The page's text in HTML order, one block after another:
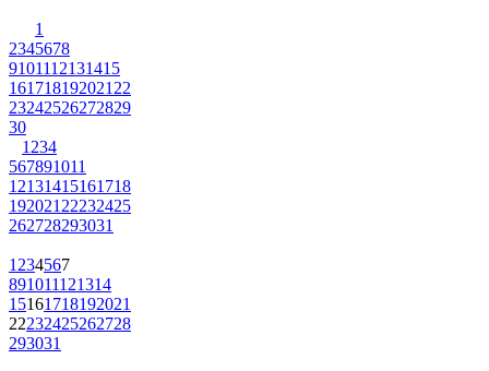
1
2345678
9101112131415
161718192021 22
23242526272829
30
1 234
567891011
12131415161718
192021 22232425
262728293031
1 234567
891011121314
15161718192021
22232425262728
293031